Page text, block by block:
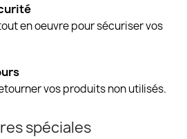
en oeuvre pour sécuriser vos
vos produits non utilisés.
spéciales